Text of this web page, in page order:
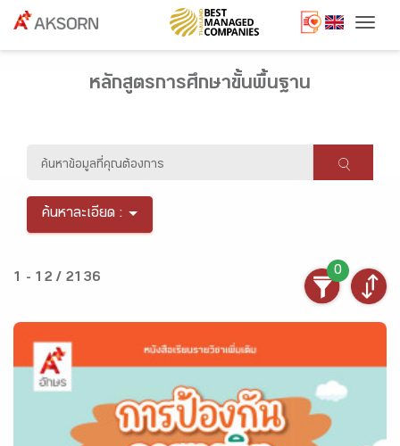
หลักสูตรการศึกษาขั้นพื้นฐาน
ค้นหาละเอียด :
1 - 12 / 2136
0